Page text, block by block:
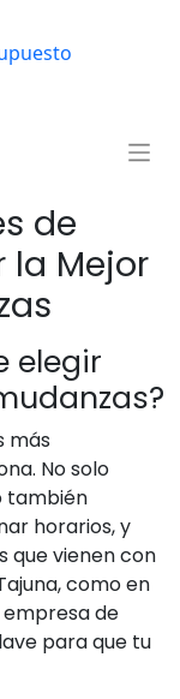
de
la Mejor
elegir
más
No solo
también
horarios, y
que vienen con
como en
de
para que tu